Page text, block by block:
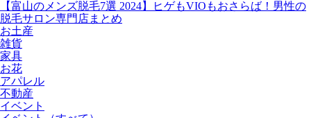
【富山のメンズ脱毛7選 2024】ヒゲもVIOもおさらば！男性の
脱毛サロン専門店まとめ
お土産
雑貨
家具
お花
アパレル
不動産
イベント